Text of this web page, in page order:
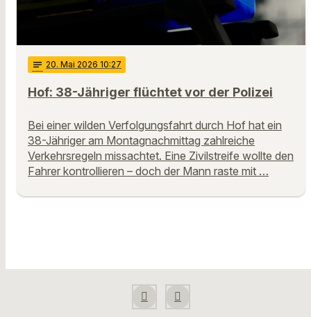
notes 20. Mai 2026 10:27
Hof: 38-Jähriger flüchtet vor der Polizei
Bei einer wilden Verfolgungsfahrt durch Hof hat ein
38-Jähriger am Montagnachmittag zahlreiche
Verkehrsregeln missachtet. Eine Zivilstreife wollte den
Fahrer kontrollieren – doch der Mann raste mit …